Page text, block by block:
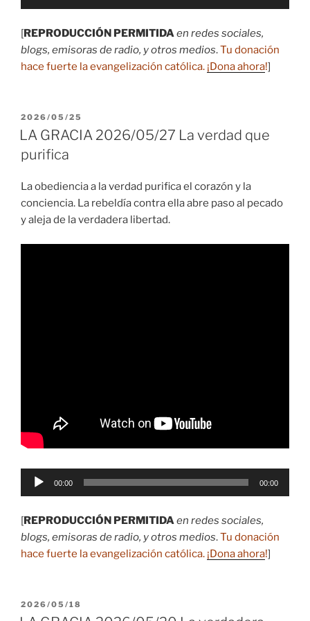
[REPRODUCCIÓN PERMITIDAen redes sociales,
blogs, emisoras de radio, y otros medios.Tu donación
hace fuerte la evangelización católica. ¡Dona ahora!]
PUBLICADO
EL
2026/05/25
LA GRACIA 2026/05/27 La verdad que
purifica
La obediencia a la verdad purifica el corazón y la
conciencia. La rebeldía contra ella abre paso al pecado
y aleja de la verdadera libertad.
Reproductor
00:00 00:00
[REPRODUCCIÓN PERMITIDA en redes sociales,
blogs, emisoras de radio, y otros medios.Tu donación
hace fuerte la evangelización católica. ¡Dona ahora!]
PUBLICADO
EL
2026/05/18